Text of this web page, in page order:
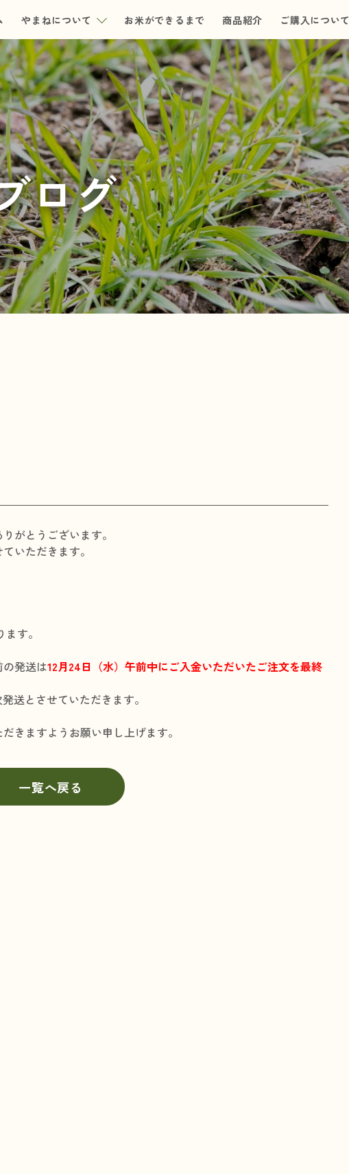
やまねについて お米ができるまで 商品紹介 ご購入について
ログ
がとうございます。
いただきます。
す。
発送は12月24日（水）午前中にご入金いただいたご注文を最終
送とさせていただきます。
きますようお願い申し上げます。
一覧へ戻る